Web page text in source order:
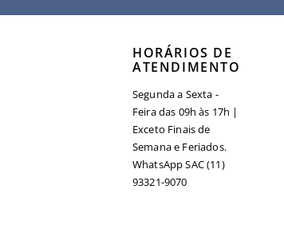
HORÁRIOS DE
ATENDIMENTO
Segunda a Sexta -
Feira das 09h às 17h |
Exceto Finais de
Semana e Feriados.
WhatsApp SAC (11)
93321-9070